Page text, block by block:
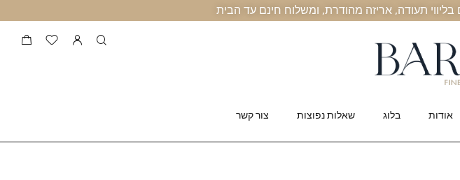
אודות בלוג שאלות נפוצות צור קשר